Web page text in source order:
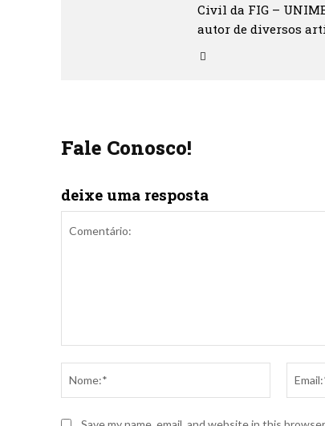
Civil da FIG –
autor de diversos
Fale Conosco!
deixe uma resposta